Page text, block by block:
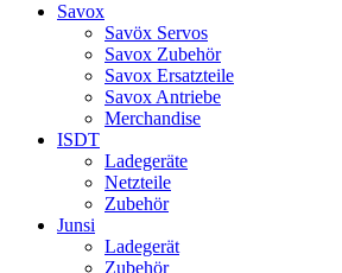
Savox
Savöx Servos
Savox Zubehör
Savox Ersatzteile
Savox Antriebe
Merchandise
ISDT
Ladegeräte
Netzteile
Zubehör
Junsi
Ladegerät
Zubehör